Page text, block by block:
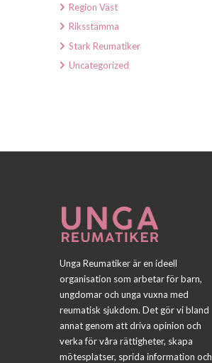
Region Väst
Riksstämma
Stark Reumatiker
Uncategorized
Unga Reumatiker är en ideell
organisation som arbetar för barn,
ungdomar och unga vuxna med
reumatisk sjukdom. Det gör vi bland
annat genom att driva opinion och
verka för våra rättigheter, skapa
mötesplatser, sprida information och